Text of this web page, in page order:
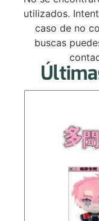
utilizados.
caso de no
buscas